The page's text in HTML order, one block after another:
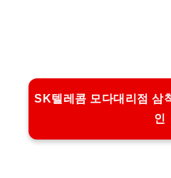
SK텔레콤 모다대리점 삼
인